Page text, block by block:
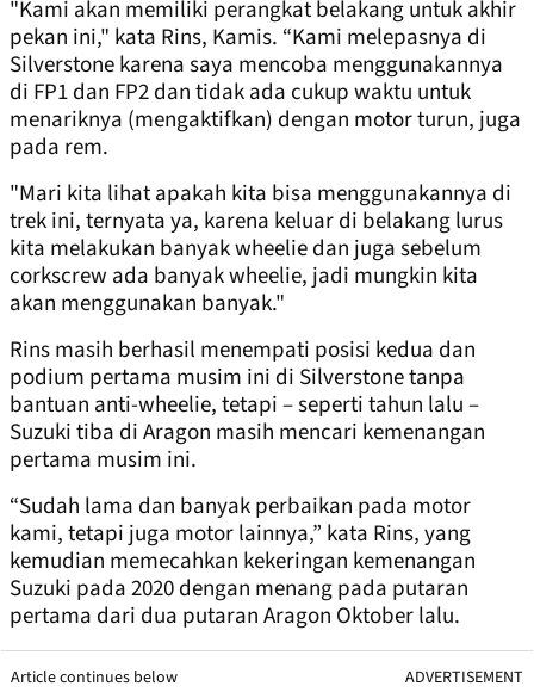
"Kami akan memiliki perangkat belakang untuk akhir
pekan ini," kata Rins, Kamis. “Kami melepasnya di
Silverstone karena saya mencoba menggunakannya
di FP1 dan FP2 dan tidak ada cukup waktu untuk
menariknya (mengaktifkan) dengan motor turun, juga
pada rem.
"Mari kita lihat apakah kita bisa menggunakannya di
trek ini, ternyata ya, karena keluar di belakang lurus
kita melakukan banyak wheelie dan juga sebelum
corkscrew ada banyak wheelie, jadi mungkin kita
akan menggunakan banyak."
Rins masih berhasil menempati posisi kedua dan
podium pertama musim ini di Silverstone tanpa
bantuan anti-wheelie, tetapi – seperti tahun lalu –
Suzuki tiba di Aragon masih mencari kemenangan
pertama musim ini.
“Sudah lama dan banyak perbaikan pada motor
kami, tetapi juga motor lainnya,” kata Rins, yang
kemudian memecahkan kekeringan kemenangan
Suzuki pada 2020 dengan menang pada putaran
pertama dari dua putaran Aragon Oktober lalu.
Article continues below ADVERTISEMENT